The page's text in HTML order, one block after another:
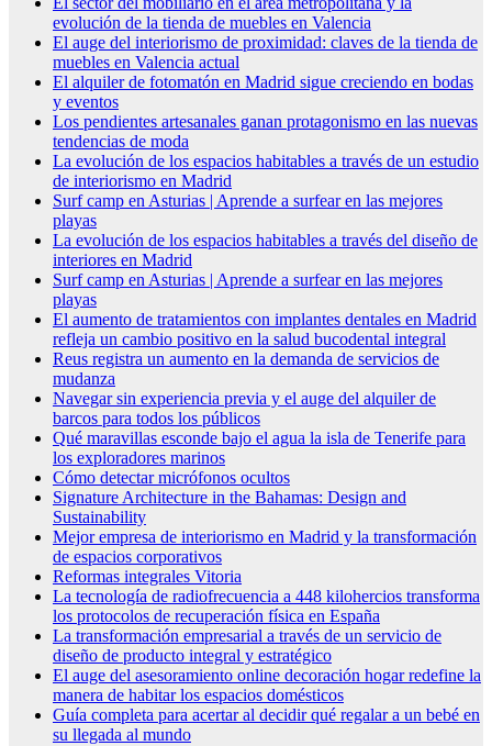
evolución de la tienda de muebles en Valencia
El auge del interiorismo de proximidad: claves de la tienda de
muebles en Valencia actual
El alquiler de fotomatón en Madrid sigue creciendo en bodas
y eventos
Los pendientes artesanales ganan protagonismo en las nuevas
tendencias de moda
La evolución de los espacios habitables a través de un estudio
de interiorismo en Madrid
Surf camp en Asturias | Aprende a surfear en las mejores
playas
La evolución de los espacios habitables a través del diseño de
interiores en Madrid
Surf camp en Asturias | Aprende a surfear en las mejores
playas
El aumento de tratamientos con implantes dentales en Madrid
refleja un cambio positivo en la salud bucodental integral
Reus registra un aumento en la demanda de servicios de
mudanza
Navegar sin experiencia previa y el auge del alquiler de
barcos para todos los públicos
Qué maravillas esconde bajo el agua la isla de Tenerife para
los exploradores marinos
Cómo detectar micrófonos ocultos
Signature Architecture in the Bahamas: Design and
Sustainability
Mejor empresa de interiorismo en Madrid y la transformación
de espacios corporativos
Reformas integrales Vitoria
La tecnología de radiofrecuencia a 448 kilohercios transforma
los protocolos de recuperación física en España
La transformación empresarial a través de un servicio de
diseño de producto integral y estratégico
El auge del asesoramiento online decoración hogar redefine la
manera de habitar los espacios domésticos
Guía completa para acertar al decidir qué regalar a un bebé en
su llegada al mundo